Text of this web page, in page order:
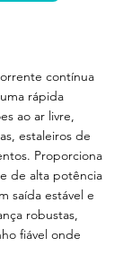
contínua
rápida
ao ar livre,
estaleiros de
Proporciona
de alta potência
saída estável e
robustas,
fiável onde